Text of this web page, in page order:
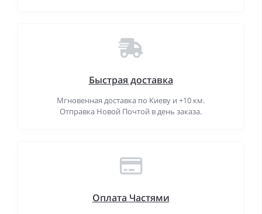
Быстрая доставка
Мгновенная доставка по Киеву и +10 км.
Отправка Новой Почтой в день заказа.
Оплата Частями